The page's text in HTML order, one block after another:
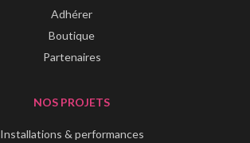
Adhérer
Boutique
Partenaires
NOS PROJETS
Installations & performances